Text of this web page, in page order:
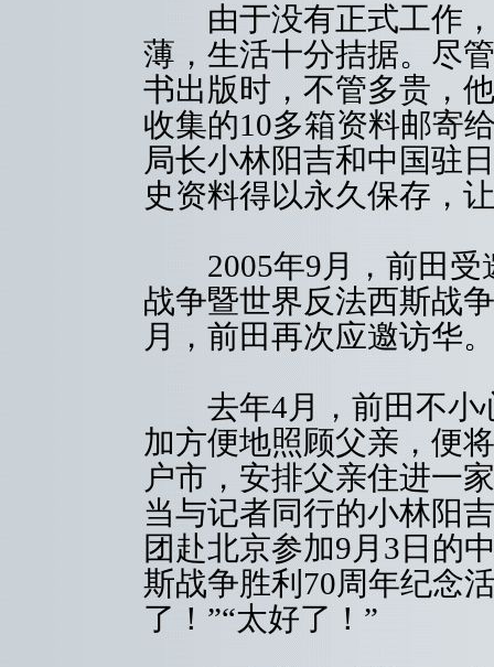
由于没有正式工作，
薄，生活十分拮据。尽
书出版时，不管多贵，
收集的10多箱资料邮寄
局长小林阳吉和中国驻
史资料得以永久保存，
2005年9月，前田受
战争暨世界反法西斯战
月，前田再次应邀访华。
去年4月，前田不小
加方便地照顾父亲，便
户市，安排父亲住进一
当与记者同行的小林阳
团赴北京参加9月3日的
斯战争胜利70周年纪念
了！”“太好了！”